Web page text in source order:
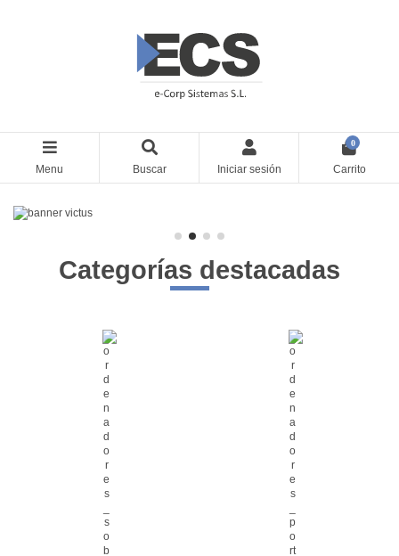
Menu Buscar Iniciar sesión
0
Carrito
Categorías destacadas